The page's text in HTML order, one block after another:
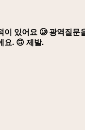
있어요 🥲 광역질
요. 🙃 제발.